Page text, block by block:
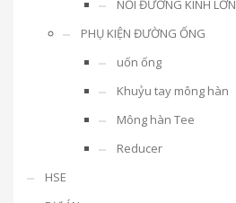
NỐI ĐƯỜNG KÍNH LỚN
PHỤ KIỆN ĐƯỜNG ỐNG
uốn ống
Khuỷu tay mông hàn
Mông hàn Tee
Reducer
HSE